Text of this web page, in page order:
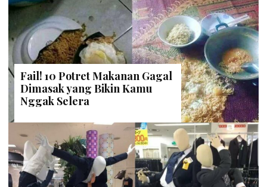
Fail! 10 Potret Makanan Gagal
Dimasak yang Bikin Kamu
Nggak Selera